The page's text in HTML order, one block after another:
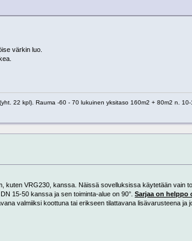
värkin luo.
22 kpl). Rauma -60 - 70 lukuinen yksitaso 160m2 + 80m2 n.
kuten VRG230, kanssa. Näissä sovelluksissa käytetään vain
15-50 kanssa ja sen toiminta-alue on 90°.Sarjaa on helppo
valmiiksi koottuna tai erikseen tilattavana lisävarusteena ja